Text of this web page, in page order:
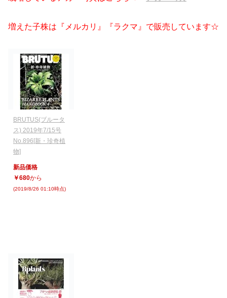
増えた子株は『メルカリ』『ラクマ』で販売しています☆
BRUTUS(ブルータ
ス) 2019年7/15号
No.896[新・珍奇植
物]
新品価格
￥680から
(2019/8/26 01:10時点)